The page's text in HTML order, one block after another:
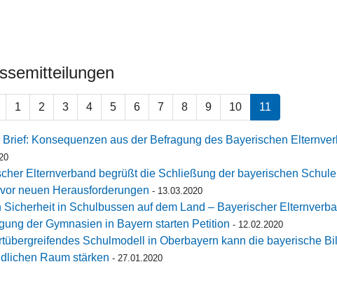
1 2 3 4 5 6 7 8 9 10 11
Brief: Konsequenzen aus der Befragung des Bayerischen
Elternverband begrüßt die Schließung der bayerischen
neuen Herausforderungen - 13.03.2020
Sicherheit in Schulbussen auf dem Land – Bayerischer
der Gymnasien in Bayern starten Petition - 12.02.2020
Schulmodell in Oberbayern kann die bayerische
Raum stärken - 27.01.2020